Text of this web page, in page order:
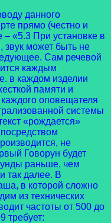
данного
прямо (честно и
«5.3 При установке в
может быть не
Сам речевой
каждым
в каждом изделии
памяти и
оповещателя
системы
«рождается»
не
Говорун будет
раньше, чем
так далее. В
в которой сложно
из технических
частоты от 500 до
требует: